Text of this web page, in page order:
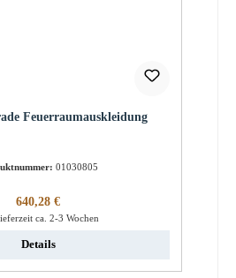
Feuerraumauskleidung
01030805
Regulärer Preis:
640,28 €
ca. 2-3 Wochen
Details